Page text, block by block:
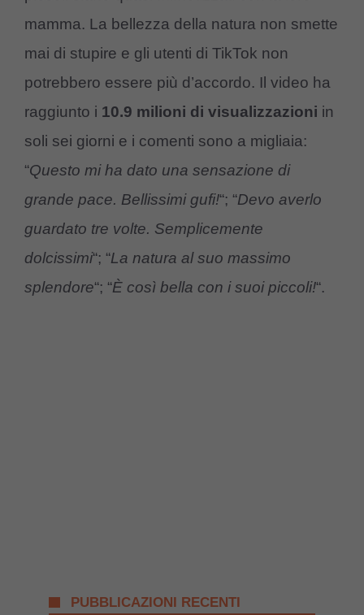
mamma. La bellezza della natura non smette
mai di stupire e gli utenti di TikTok non
potrebbero essere più d’accordo. Il video ha
raggiunto i 10.9 milioni di visualizzazioni in
soli sei giorni e i comenti sono a migliaia:
“Questo mi ha dato una sensazione di
grande pace. Bellissimi gufi!“; “Devo averlo
guardato tre volte. Semplicemente
dolcissimi“; “La natura al suo massimo
splendore“; “È così bella con i suoi piccoli!“.
PUBBLICAZIONI RECENTI